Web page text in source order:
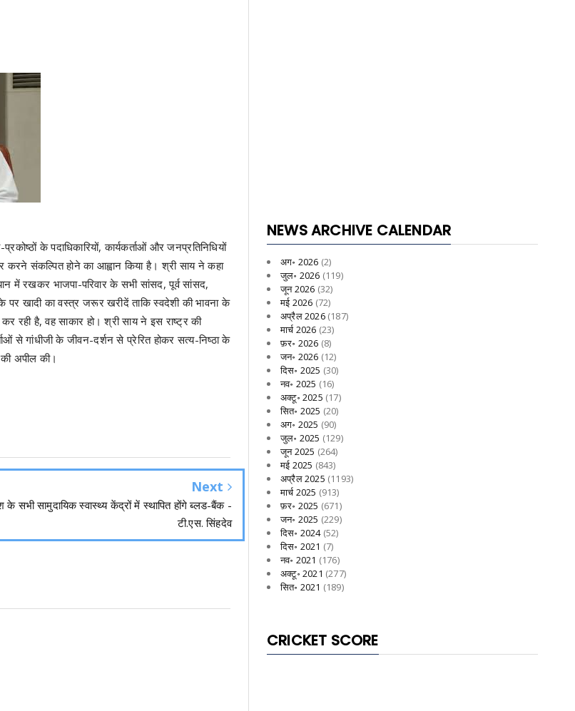
के पदाधिकारियों, कार्यकर्ताओं और जनप्रतिनिधियों
करने संकल्पित होने का आह्वान किया है। श्री साय ने कहा
में रखकर भाजपा-परिवार के सभी सांसद, पूर्व सांसद,
पर खादी का वस्त्र जरूर खरीदें ताकि स्वदेशी की भावना के
रही है, वह साकार हो। श्री साय ने इस राष्ट्र की
से गांधीजी के जीवन-दर्शन से प्रेरित होकर सत्य-निष्ठा के
अपील की।
Next
के सभी सामुदायिक स्वास्थ्य केंद्रों में स्थापित होंगे ब्लड-बैंक -
टी.एस. सिंहदेव
NEWS ARCHIVE CALENDAR
अग॰ 2026 (2)
जुल॰ 2026 (119)
जून 2026 (32)
मई 2026 (72)
अप्रैल 2026(187)
मार्च 2026 (23)
फ़र॰ 2026 (8)
जन॰ 2026 (12)
दिस॰ 2025 (30)
नव॰ 2025 (16)
अक्टू॰ 2025 (17)
सित॰ 2025 (20)
अग॰ 2025 (90)
जुल॰ 2025 (129)
जून 2025 (264)
मई 2025 (843)
अप्रैल 2025 (1193)
मार्च 2025 (913)
फ़र॰ 2025 (671)
जन॰ 2025 (229)
दिस॰ 2024(52)
दिस॰ 2021 (7)
नव॰ 2021 (176)
अक्टू॰ 2021 (277)
सित॰ 2021 (189)
CRICKET SCORE